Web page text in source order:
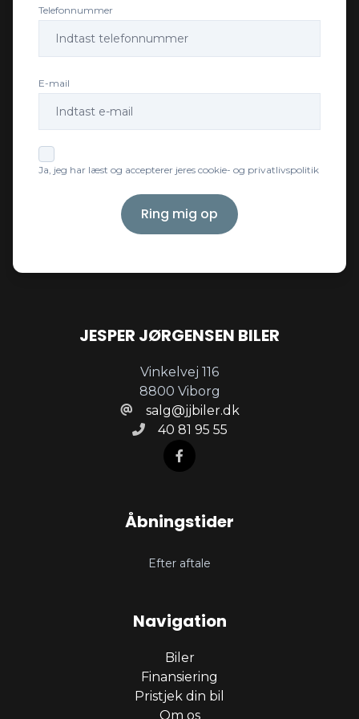
Service OK
Servostyring
Splitbagsæder
Sædevarme
Telefonnummer
E-mail
Ja, jeg har læst og accepterer jeres cookie- og privatlivspolitik
Ring mig op
JESPER JØRGENSEN BILER
Vinkelvej 116
8800 Viborg
salg@jjbiler.dk
40 81 95 55
Åbningstider
Efter aftale
Navigation
Biler
Finansiering
Pristjek din bil
Om os